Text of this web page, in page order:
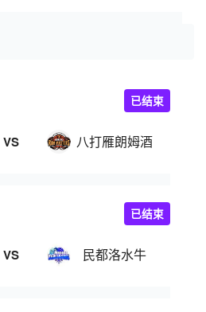
VS 八打雁朗姆酒
已结束
VS 民都洛水牛
已结束